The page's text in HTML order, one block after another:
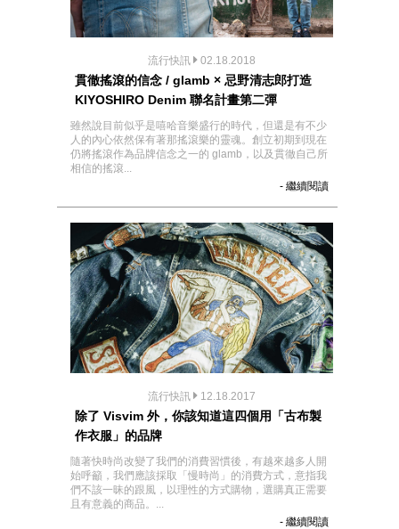
流行快訊 02.18.2018
貫徹搖滾的信念 / glamb × 忌野清志郎打造
KIYOSHIRO Denim 聯名計畫第二彈
雖然說目前似乎是嘻哈音樂盛行的時代，但還是有不少
人的內心依然保有著那搖滾樂的靈魂。創立初期到現在
仍將搖滾作為品牌信念之一的 glamb，以及貫徹自己所
相信的搖滾...
- 繼續閱讀
流行快訊 12.18.2017
除了 Visvim 外，你該知道這四個用「古布製
作衣服」的品牌
隨著快時尚改變了我們的消費習慣後，有越來越多人開
始呼籲，我們應該採取「慢時尚」的消費方式，意指我
們不該一昧的跟風，以理性的方式購物，選購真正需要
且有意義的商品。...
- 繼續閱讀